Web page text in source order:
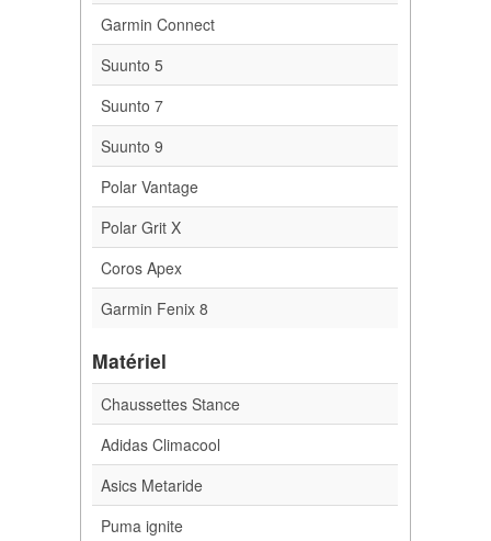
Garmin Connect
Suunto 5
Suunto 7
Suunto 9
Polar Vantage
Polar Grit X
Coros Apex
Garmin Fenix 8
Matériel
Chaussettes Stance
Adidas Climacool
Asics Metaride
Puma ignite